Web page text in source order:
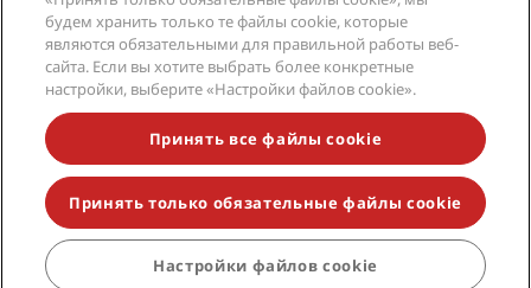
ПОЛЬЗУЮЩИЕСЯ НАИБОЛЬШЕЙ
ПОПУЛЯРНОСТЬЮ
защищены. RHG Radisson Hotel Group, Radisson,
Radisson RED, Radisson Blu, Radisson Collection,
Radisson Individuals, Park Plaza, Park Inn, Country Inn
& Suites, Prize by Radisson, Radisson Rewards и
Radisson Meetings являются торговыми знаками
Radisson Hotel Group.
будем хранить только те файлы cookie, которые
являются обязательными для правильной работы веб-
сайта. Если вы хотите выбрать более конкретные
настройки, выберите «Настройки файлов cookie».
Принять все файлы cookie
Принять только обязательные файлы cookie
Настройки файлов cookie